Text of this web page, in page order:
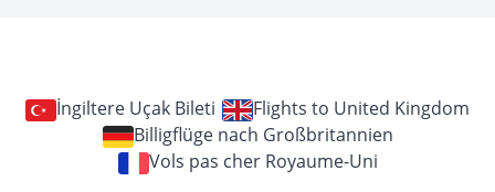
İngiltere Uçak Bileti
Flights to United Kingdom
Billigflüge nach Großbritannien
Vols pas cher Royaume-Uni